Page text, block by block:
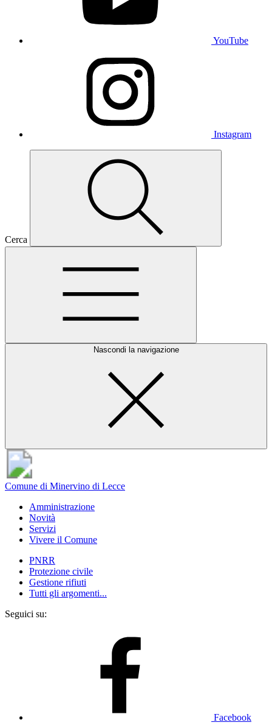
YouTube
Instagram
Cerca
Nascondi la navigazione
Comune di Minervino di Lecce
Amministrazione
Novità
Servizi
Vivere il Comune
PNRR
Protezione civile
Gestione rifiuti
Tutti gli argomenti...
Seguici su:
Facebook